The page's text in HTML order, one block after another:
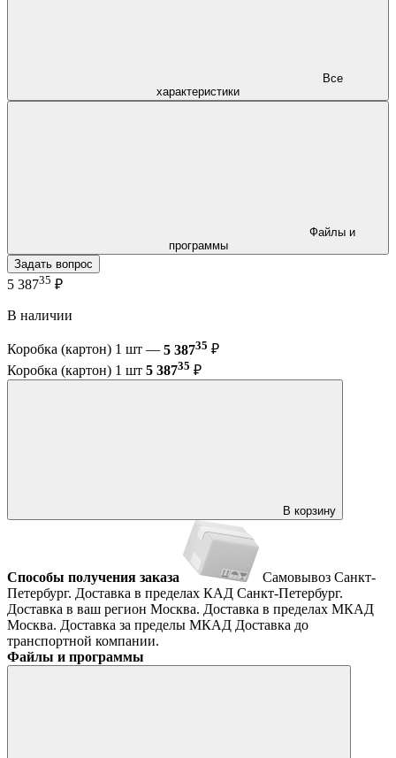
характеристики
программы
Задать вопрос
5 38735 ₽
В наличии
Коробка (картон) 1 шт — 5 38735 ₽
Коробка (картон) 1 шт 5 38735 ₽
В корзину
Способы получения заказа Самовывоз Санкт-
Петербург. Доставка в пределах КАД Санкт-Петербург.
Доставка в ваш регион Москва. Доставка в пределах МКАД
Москва. Доставка за пределы МКАД Доставка до
транспортной компании.
Файлы и программы